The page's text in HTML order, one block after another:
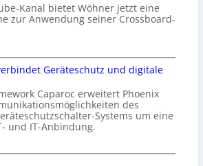
Kanal bietet Wöhner jetzt eine
zur Anwendung seiner Crossboard-
Geräteschutz und digitale
Caparoc erweitert Phoenix
des
Systems um eine
und IT-Anbindung.